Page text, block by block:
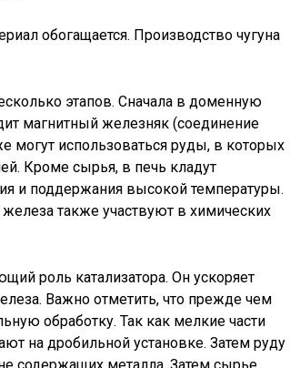
обогащается. Производство чугуна
этапов. Сначала в доменную
магнитный железняк (соединение
могут использоваться руды, в которых
Кроме сырья, в печь кладут
и поддержания высокой температуры.
также участвуют в химических
роль катализатора. Он ускоряет
Важно отметить, что прежде чем
обработку. Так как мелкие части
на дробильной установке. Затем руду